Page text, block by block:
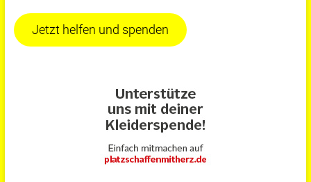
Jetzt helfen und spenden